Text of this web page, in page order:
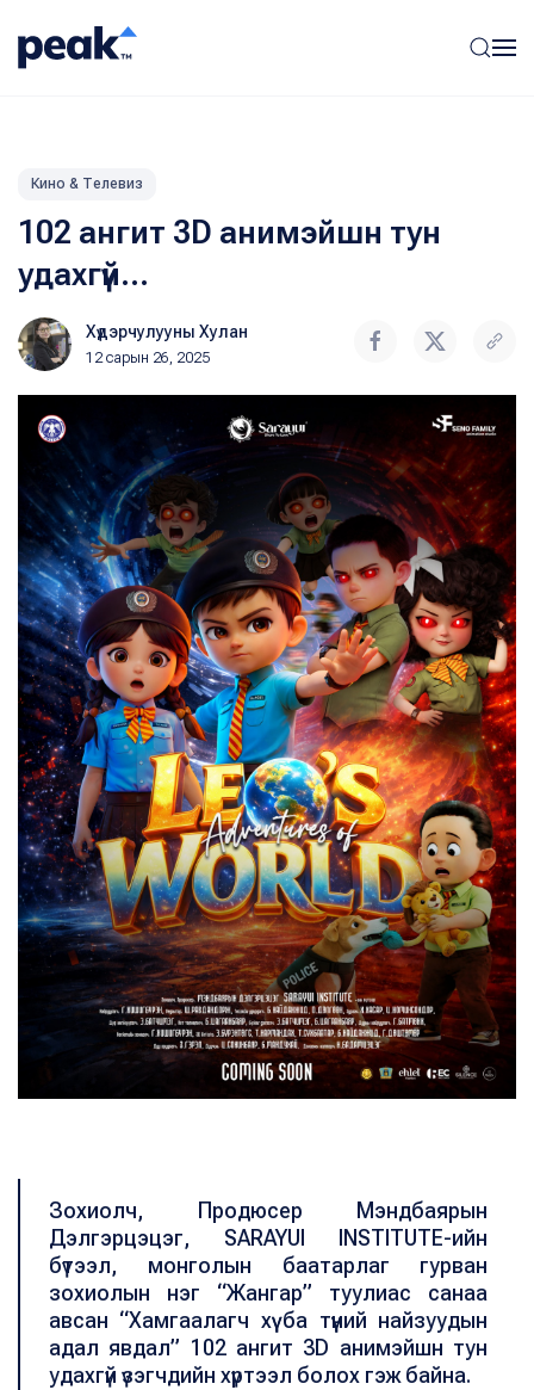
Кино & Телевиз
102 ангит 3D анимэйшн тун
удахгүй…
Хүдэрчулууны Хулан
12 сарын 26, 2025
Зохиолч, Продюсер Мэндбаярын
Дэлгэрцэцэг, SARAYUI INSTITUTE-ийн
бүтээл, монголын баатарлаг гурван
зохиолын нэг “Жангар” туулиас санаа
авсан “Хамгаалагч хүү ба түүний найзуудын
адал явдал” 102 ангит 3D анимэйшн тун
удахгүй үзэгчдийн хүртээл болох гэж байна.